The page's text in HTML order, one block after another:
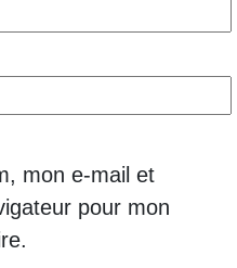
mon e-mail et
pour mon